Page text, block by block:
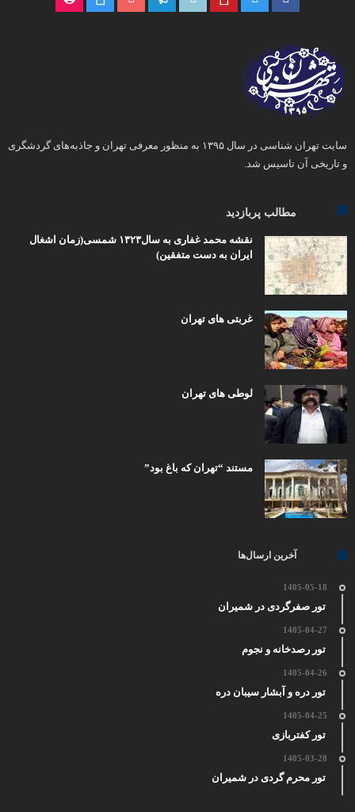
سایت تهران شناسی در سال ۱۳۹۵ به منظور معرفی تهران و جاذبه‌های گردشگری
و تاریخی آن تاسیس شد.
مطالب پربازدید
نقشه محمد غفاری به سال۱۳۲۳ شمسی(زمان اشغال
ایران به دست متفقین)
غربتی های تهران
لوطی های تهران
مستند “تهران که باغ بود”
آخرین ارسال‌ها
1405-05-18
تور صفرگردی در شمیران
1405-04-27
تور رصدخانه و نجوم
1405-04-26
تور دره و آبشار سیبان دره
1405-04-25
تور کفتربازی
1405-03-28
تور محرم گردی در شمیران